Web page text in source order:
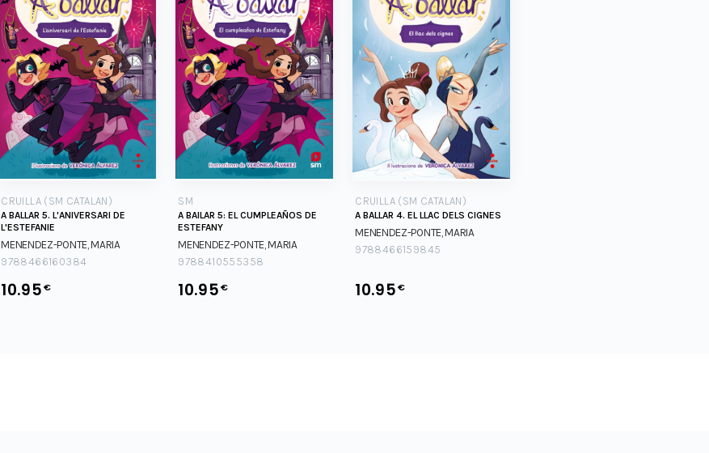
CRUILLA (SM CATALAN)
A BALLAR 5. L'ANIVERSARI DE
L'ESTEFANIE
MENENDEZ-PONTE, MARIA
9788466160384
10.95€
SM
A BAILAR 5: EL CUMPLEAÑOS DE
ESTEFANY
MENENDEZ-PONTE, MARIA
9788410555358
10.95€
CRUILLA (SM CATALAN)
A BALLAR 4. EL LLAC DELS CIGNES
MENENDEZ-PONTE, MARIA
9788466159845
10.95€